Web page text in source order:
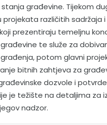
građevine. Tijekom
različitih sadržaja
prezentiraju temeljnu
te služe za
potom glavni
bitnih zahtjeva za
dozvole i
je težište na detaljima za
nadzor.